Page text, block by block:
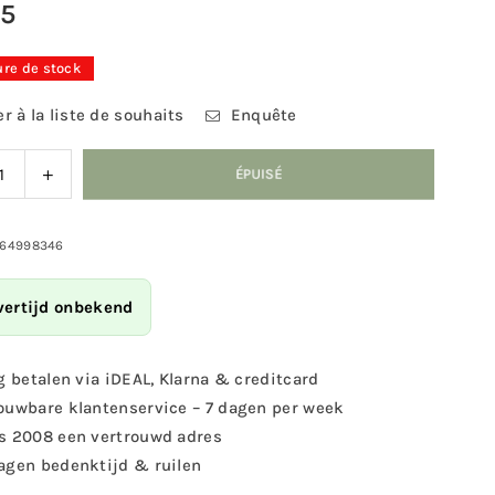
de stock
à la liste de souhaits Enquête
Augmenter
la
pour
Multi
marron
transparent
ÉPUISÉ
onbekend
betalen via iDEAL, Klarna & creditcard
klantenservice – 7 dagen per week
2008 een vertrouwd adres
bedenktijd & ruilen